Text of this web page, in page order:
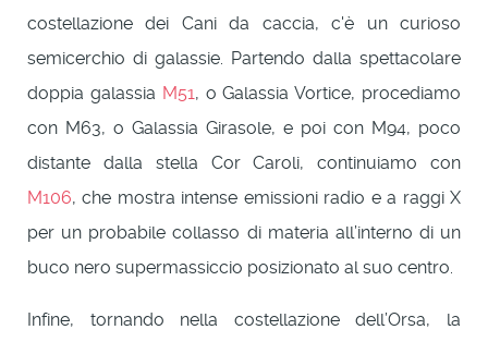
costellazione dei Cani da caccia, c'è un curioso
semicerchio di galassie. Partendo dalla spettacolare
doppia galassia M51, o Galassia Vortice, procediamo
con M63, o Galassia Girasole, e poi con M94, poco
distante dalla stella Cor Caroli, continuiamo con
M106, che mostra intense emissioni radio e a raggi X
per un probabile collasso di materia all’interno di un
buco nero supermassiccio posizionato al suo centro.
Infine, tornando nella costellazione dell’Orsa, la